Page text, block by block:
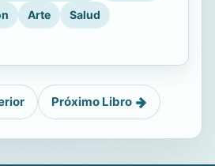
Arte
Salud
Próximo Libro